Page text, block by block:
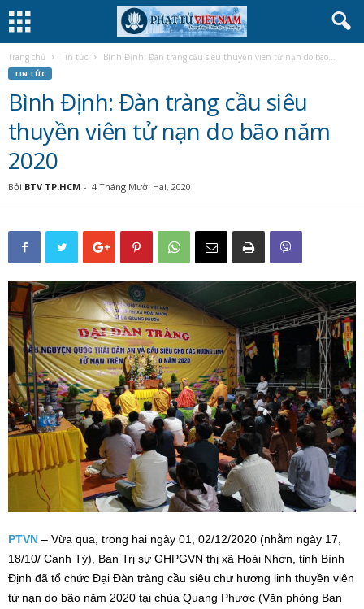
Trang chủ Tin tức Bình Định: Đàn tràng cầu siêu thuyền viên tử nạn do bão...
TIN TỨC
Bình Định: Đàn tràng cầu siêu
thuyền viên tử nạn do bão năm
2020
Bởi BTV TP.HCM - 4 Tháng Mười Hai, 2020
PTVN – Vừa qua, trong hai ngày 01, 02/12/2020 (nhằm ngày 17,
18/10/ Canh Tý), Ban Trị sự GHPGVN thị xã Hoài Nhơn, tỉnh Bình
Định đã tổ chức Đại Đàn tràng cầu siêu chư hương linh thuyền viên
tử nạn do bão năm 2020 tại chùa Quang Phước (Văn phòng Ban